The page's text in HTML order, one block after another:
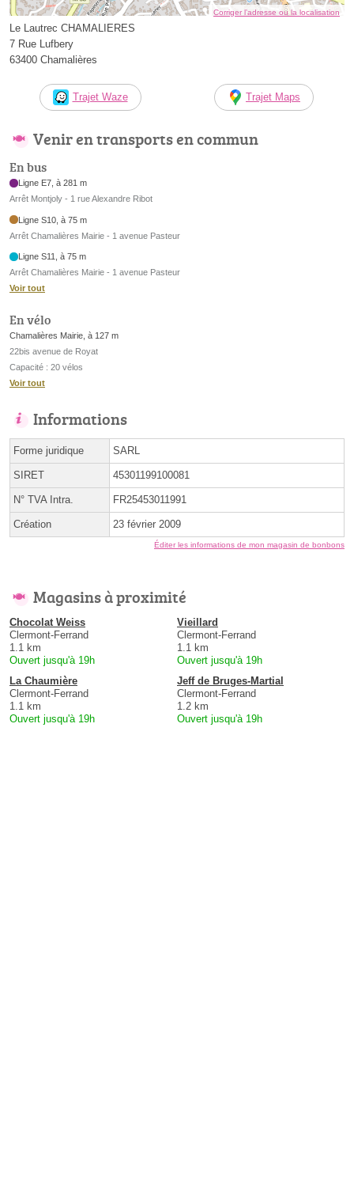
Corriger l’adresse ou la localisation
Le Lautrec CHAMALIERES
7 Rue Lufbery
63400 Chamalières
Trajet Waze Trajet Maps
Venir en transports en commun
En bus
Ligne E7, à 281 m
Arrêt Montjoly - 1 rue Alexandre Ribot
Ligne S10, à 75 m
Arrêt Chamalières Mairie - 1 avenue Pasteur
Ligne S11, à 75 m
Arrêt Chamalières Mairie - 1 avenue Pasteur
Voir tout
En vélo
Chamalières Mairie, à 127 m
22bis avenue de Royat
Capacité : 20 vélos
Voir tout
Informations
Forme juridique SARL
SIRET 45301199100081
N° TVA Intra. FR25453011991
Création 23 février 2009
Éditer les informations de mon magasin de bonbons
Magasins à proximité
Chocolat Weiss
Clermont-Ferrand
1.1 km
Ouvert jusqu'à 19h
Vieillard
Clermont-Ferrand
1.1 km
Ouvert jusqu'à 19h
La Chaumière
Clermont-Ferrand
1.1 km
Ouvert jusqu'à 19h
Jeff de Bruges-Martial
Clermont-Ferrand
1.2 km
Ouvert jusqu'à 19h